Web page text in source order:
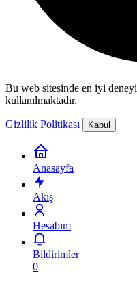
Bu web sitesinde en iyi
kullanılmaktadır.
Gizlilik Politikası Kabul
Anasayfa
Akış
Hesabım
Bildirimler
0